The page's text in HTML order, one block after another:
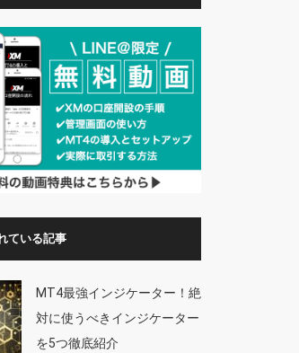
ている記事
MT4最強インジケーター！絶
対に使うべきインジケーター
を5つ徹底紹介